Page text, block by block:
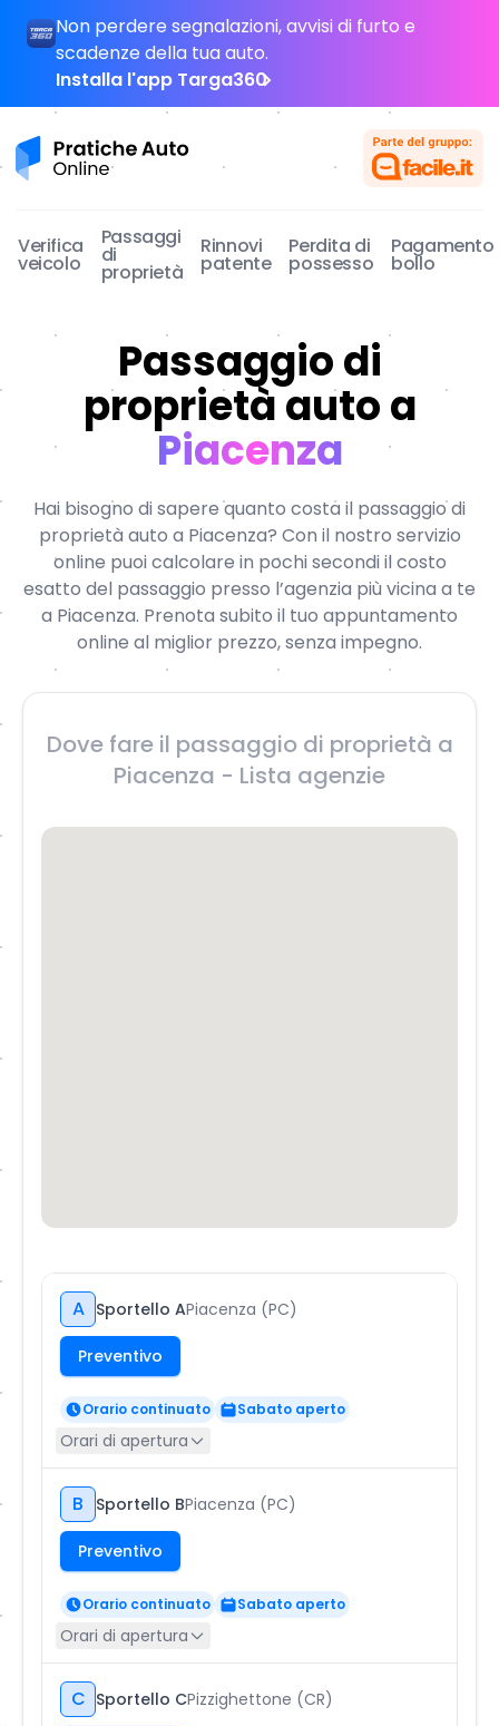
Non perdere segnalazioni, avvisi di furto e
scadenze della tua auto.
Installa l'app Targa360
Pratiche Auto Online
Verifica
veicolo
Passaggi
di
proprietà
Rinnovi
patente
Perdita di
possesso
Pagamento
bollo
Passaggio di
proprietà auto a
Piacenza
Hai bisogno di sapere quanto costa il passaggio di
proprietà auto a Piacenza? Con il nostro servizio
online puoi calcolare in pochi secondi il costo
esatto del passaggio presso l’agenzia più vicina a te
a Piacenza. Prenota subito il tuo appuntamento
online al miglior prezzo, senza impegno.
Dove fare il passaggio di proprietà a
Piacenza - Lista agenzie
A Sportello APiacenza (PC)
Preventivo
Orario continuato Sabato aperto
Orari di apertura
B Sportello BPiacenza (PC)
Preventivo
Orario continuato Sabato aperto
Orari di apertura
C Sportello CPizzighettone (CR)